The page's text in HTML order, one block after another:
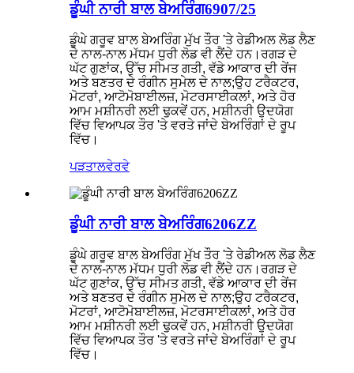
ਡੂੰਘੀ ਨਾਰੀ ਬਾਲ ਬੇਅਰਿੰਗ6907/25
ਡੂੰਘੇ ਗਰੂਵ ਬਾਲ ਬੇਅਰਿੰਗ ਮੁੱਖ ਤੌਰ 'ਤੇ ਰੇਡੀਅਲ ਲੋਡ ਲੈਣ
ਦੇ ਨਾਲ-ਨਾਲ ਮੱਧਮ ਧੁਰੀ ਲੋਡ ਵੀ ਲੈਂਦੇ ਹਨ।ਰਗੜ ਦੇ
ਘੱਟ ਗੁਣਾਂਕ, ਉੱਚ ਸੀਮਤ ਗਤੀ, ਵੱਡੇ ਆਕਾਰ ਦੀ ਰੇਂਜ
ਅਤੇ ਬਣਤਰ ਦੇ ਰੰਗੀਨ ਸੁਮੇਲ ਦੇ ਨਾਲ;ਉਹ ਟਰੈਕਟਰ,
ਮੋਟਰਾਂ, ਆਟੋਮੋਬਾਈਲਜ਼, ਮੋਟਰਸਾਈਕਲਾਂ, ਅਤੇ ਹੋਰ
ਆਮ ਮਸ਼ੀਨਰੀ ਲਈ ਢੁਕਵੇਂ ਹਨ, ਮਸ਼ੀਨਰੀ ਉਦਯੋਗ
ਵਿੱਚ ਵਿਆਪਕ ਤੌਰ 'ਤੇ ਵਰਤੇ ਜਾਂਦੇ ਬੇਅਰਿੰਗਾਂ ਦੇ ਰੂਪ
ਵਿੱਚ।
ਪੜਤਾਲਵੇਰਵੇ
ਡੂੰਘੀ ਨਾਰੀ ਬਾਲ ਬੇਅਰਿੰਗ6206ZZ
ਡੂੰਘੇ ਗਰੂਵ ਬਾਲ ਬੇਅਰਿੰਗ ਮੁੱਖ ਤੌਰ 'ਤੇ ਰੇਡੀਅਲ ਲੋਡ ਲੈਣ
ਦੇ ਨਾਲ-ਨਾਲ ਮੱਧਮ ਧੁਰੀ ਲੋਡ ਵੀ ਲੈਂਦੇ ਹਨ।ਰਗੜ ਦੇ
ਘੱਟ ਗੁਣਾਂਕ, ਉੱਚ ਸੀਮਤ ਗਤੀ, ਵੱਡੇ ਆਕਾਰ ਦੀ ਰੇਂਜ
ਅਤੇ ਬਣਤਰ ਦੇ ਰੰਗੀਨ ਸੁਮੇਲ ਦੇ ਨਾਲ;ਉਹ ਟਰੈਕਟਰ,
ਮੋਟਰਾਂ, ਆਟੋਮੋਬਾਈਲਜ਼, ਮੋਟਰਸਾਈਕਲਾਂ, ਅਤੇ ਹੋਰ
ਆਮ ਮਸ਼ੀਨਰੀ ਲਈ ਢੁਕਵੇਂ ਹਨ, ਮਸ਼ੀਨਰੀ ਉਦਯੋਗ
ਵਿੱਚ ਵਿਆਪਕ ਤੌਰ 'ਤੇ ਵਰਤੇ ਜਾਂਦੇ ਬੇਅਰਿੰਗਾਂ ਦੇ ਰੂਪ
ਵਿੱਚ।